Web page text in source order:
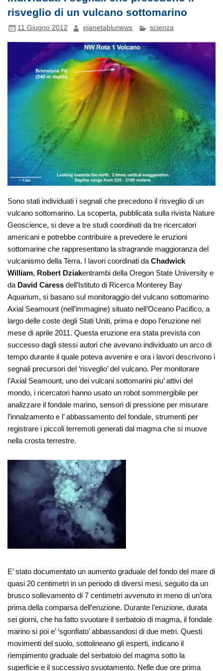
risveglio di un vulcano sottomarino
11 Giugno 2012 pianetablunews scienza
Sono stati individuati i segnali che precedono il risveglio di un
vulcano sottomarino. La scoperta, pubblicata sulla rivista Nature
Geoscience, si deve a tre studi coordinati da tre ricercatori
americani e potrebbe contribuire a prevedere le eruzioni
sottomarine che rappresentano la stragrande maggioranza del
vulcanismo della Terra. I lavori coordinati daChadwick
William, Robert Dziakentrambi della Oregon State University e
da David Caress dell’Istituto di Ricerca Monterey Bay
Aquarium, si basano sul monitoraggio del vulcano sottomarino
Axial Seamount (nell’immagine) situato nell’Oceano Pacifico, a
largo delle coste degli Stati Uniti, prima e dopo l’eruzione nel
mese di aprile 2011. Questa eruzione era stata prevista con
successo dagli stessi autori che avevano individuato un arco di
tempo durante il quale poteva avvenire e ora i lavori descrivono i
segnali precursori del ‘risveglio’ del vulcano. Per monitorare
l’Axial Seamount, uno dei vulcani sottomarini piu’ attivi del
mondo, i ricercatori hanno usato un robot sommergibile per
analizzare il fondale marino, sensori di pressione per misurare
l’innalzamento e l’ abbassamento del fondale, strumenti per
registrare i piccoli terremoti generati dal magma che si muove
nella crosta terrestre.
E’ stato documentato un aumento graduale del fondo del mare di
quasi 20 centimetri in un periodo di diversi mesi, seguito da un
brusco sollevamento di 7 centimetri avvenuto in meno di un’ora
prima della comparsa dell’eruzione. Durante l’eruzione, durata
sei giorni, che ha fatto svuotare il serbatoio di magma, il fondale
marino si poi e’ ‘sgonfiato’ abbassandosi di due metri. Questi
movimenti del suolo, sottolineano gli esperti, indicano il
riempimento graduale del serbatoio del magma sotto la
superficie e il successivo svuotamento. Nelle due ore prima